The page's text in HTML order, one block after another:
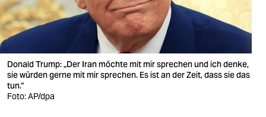
veranstaltungen
shop
fragen & hilfe
unterstützen
Donald Trump: „Der Iran möchte mit mir sprechen und ich denke,
sie würden gerne mit mir sprechen. Es ist an der Zeit, dass sie das
tun.“
Foto: AP/dpa